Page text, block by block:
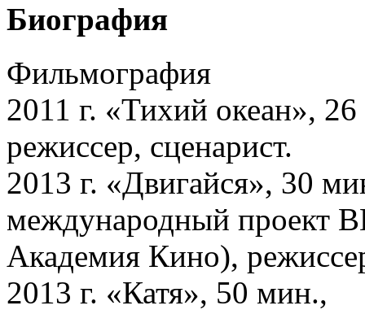
Биография
Фильмография
2011 г. «Тихий океан»,
режиссер, сценарист.
2013 г. «Двигайся», 30
международный проект
Академия Кино),
2013 г. «Катя», 50 мин.,